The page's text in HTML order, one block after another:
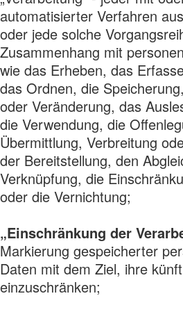
automatisierter Verfahren
oder jede solche
Zusammenhang mit
wie das Erheben, das
das Ordnen, die
oder Veränderung, das
die Verwendung, die
Übermittlung, Verbreitung
der Bereitstellung, den
Verknüpfung, die
oder die Vernichtung;
„Einschränkung der
Markierung gespeicherter
Daten mit dem Ziel, ihre
einzuschränken;